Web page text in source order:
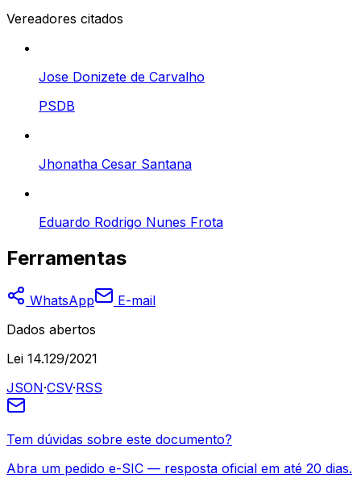
Vereadores citados
Jose Donizete de Carvalho
PSDB
Jhonatha Cesar Santana
Eduardo Rodrigo Nunes Frota
Ferramentas
WhatsApp
E-mail
Dados abertos
Lei 14.129/2021
JSON·CSV·RSS
Tem dúvidas sobre este documento?
Abra um pedido e-SIC — resposta oficial em até 20 dias.